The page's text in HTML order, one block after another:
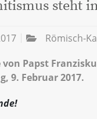
steht
Römisch-
von Papst
9. Februar 2017.